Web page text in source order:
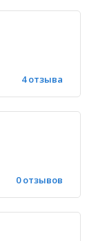
4 отзыва
0 отзывов